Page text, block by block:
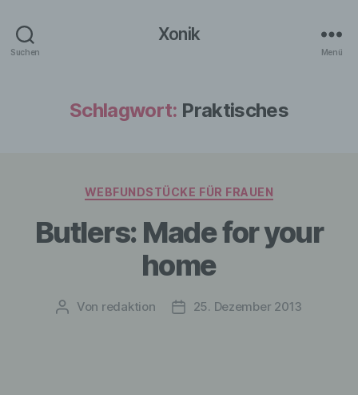
Suchen
Xonik
Menü
Schlagwort: Praktisches
Kategorien
WEBFUNDSTÜCKE FÜR FRAUEN
Butlers: Made for your
home
Beitragsautor
Von redaktion Veröffentlichungsdatum
25. Dezember 2013